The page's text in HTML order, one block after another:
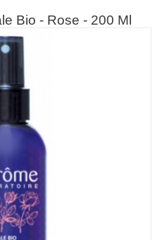
Bio - Rose - 200 Ml